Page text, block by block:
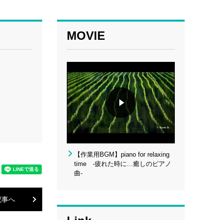
事へ
MOVIE
【作業用BGM】piano for relaxing
time -疲れた時に…癒しのピアノ
曲-